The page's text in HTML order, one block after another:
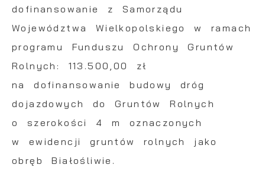
dofinansowanie z Samorządu
Województwa Wielkopolskiego w ramach
programu Funduszu Ochrony Gruntów
Rolnych: 113.500,00 zł
na dofinansowanie budowy dróg
dojazdowych do Gruntów Rolnych
o szerokości 4 m oznaczonych
w ewidencji gruntów rolnych jako
obręb Białośliwie.